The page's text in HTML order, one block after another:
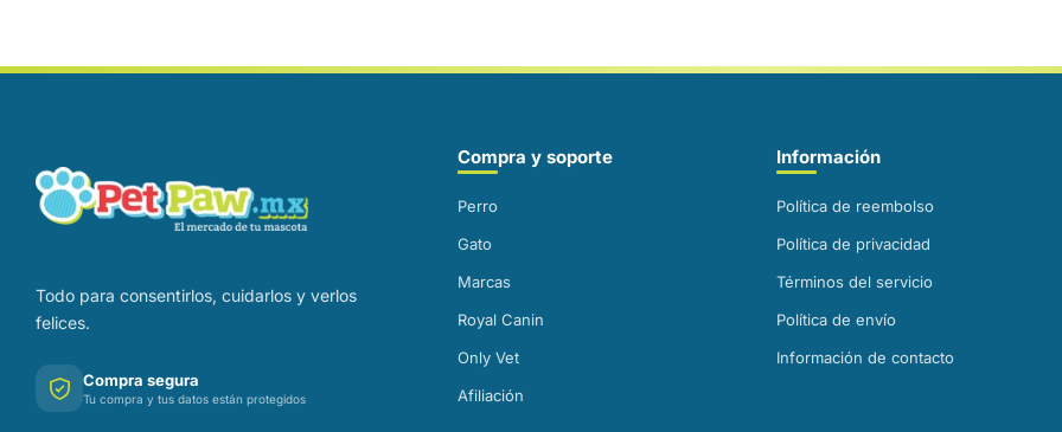
Todo para consentirlos, cuidarlos y verlos
felices.
Compra segura
Tu compra y tus datos están protegidos
Compra y soporte
Perro
Gato
Marcas
Royal Canin
Only Vet
Afiliación
Información
Política de reembolso
Política de privacidad
Términos del servicio
Política de envío
Información de contacto